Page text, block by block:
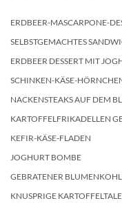
ERDBEER-MASCARPONE-
SELBSTGEMACHTES
ERDBEER DESSERT MIT
SCHINKEN-KÄSE-
NACKENSTEAKS AUF DEM
KARTOFFELFRIKADELLEN
KEFIR-KÄSE-FLADEN
JOGHURT BOMBE
GEBRATENER
KNUSPRIGE